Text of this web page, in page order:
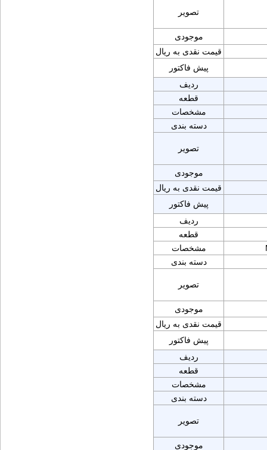
تصویر
موجودی
قیمت نقدی به ریال
پیش فاکتور
ردیف
قطعه
مشخصات
دسته بندی
تصویر
موجودی
قیمت نقدی به ریال
پیش فاکتور
ردیف
قطعه
مشخصات
دسته بندی
تصویر
موجودی
قیمت نقدی به ریال
پیش فاکتور
ردیف
قطعه
مشخصات
دسته بندی
تصویر
موجودی